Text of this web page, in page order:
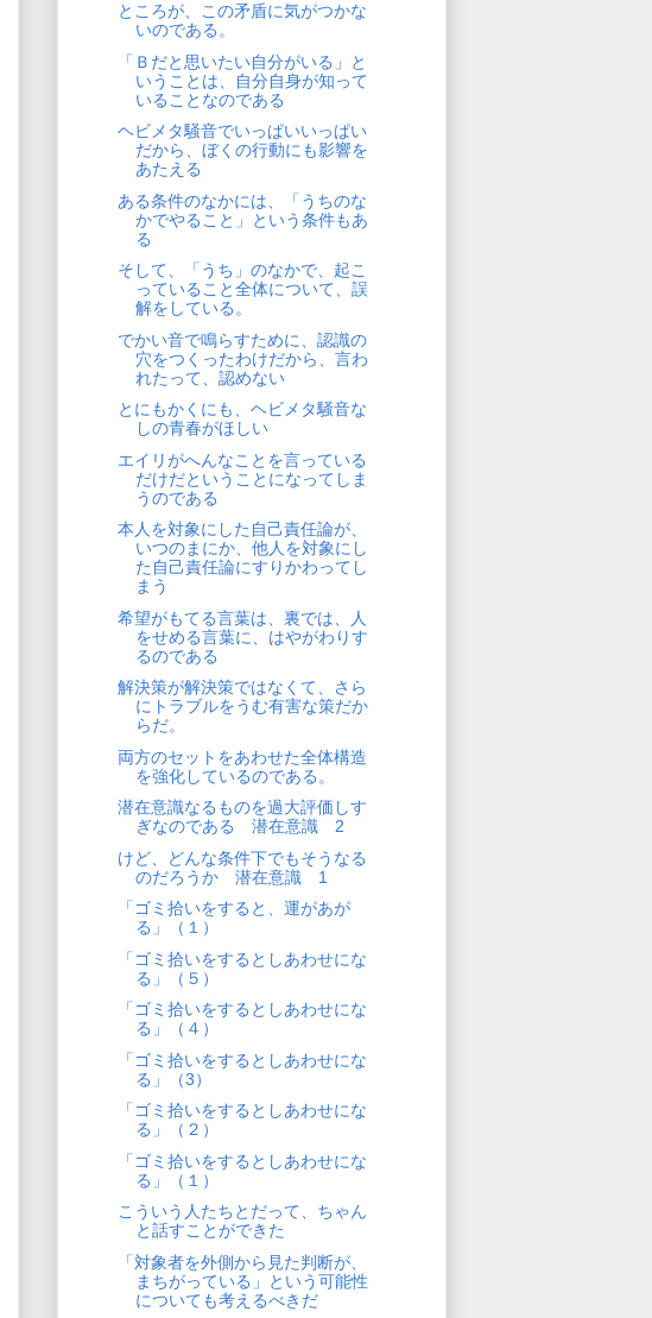
ところが、この矛盾に気がつかな
いのである。
「Ｂだと思いたい自分がいる」と
いうことは、自分自身が知って
いることなのである
ヘビメタ騒音でいっぱいいっぱい
だから、ぼくの行動にも影響を
あたえる
ある条件のなかには、「うちのな
かでやること」という条件もあ
る
そして、「うち」のなかで、起こ
っていること全体について、誤
解をしている。
でかい音で鳴らすために、認識の
穴をつくったわけだから、言わ
れたって、認めない
とにもかくにも、ヘビメタ騒音な
しの青春がほしい
エイリがへんなことを言っている
だけだということになってしま
うのである
本人を対象にした自己責任論が、
いつのまにか、他人を対象にし
た自己責任論にすりかわってし
まう
希望がもてる言葉は、裏では、人
をせめる言葉に、はやがわりす
るのである
解決策が解決策ではなくて、さら
にトラブルをうむ有害な策だか
らだ。
両方のセットをあわせた全体構造
を強化しているのである。
潜在意識なるものを過大評価しす
ぎなのである 潜在意識 2
けど、どんな条件下でもそうなる
のだろうか 潜在意識 1
「ゴミ拾いをすると、運があが
る」（１）
「ゴミ拾いをするとしあわせにな
る」（５）
「ゴミ拾いをするとしあわせにな
る」（４）
「ゴミ拾いをするとしあわせにな
る」（3）
「ゴミ拾いをするとしあわせにな
る」（２）
「ゴミ拾いをするとしあわせにな
る」（１）
こういう人たちとだって、ちゃん
と話すことができた
「対象者を外側から見た判断が、
まちがっている」という可能性
についても考えるべきだ